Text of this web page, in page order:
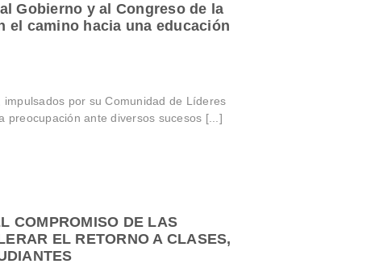
Gobierno y al Congreso de la
el camino hacia una educación
impulsados por su Comunidad de Líderes
preocupación ante diversos sucesos [...]
COMPROMISO DE LAS
EL RETORNO A CLASES,